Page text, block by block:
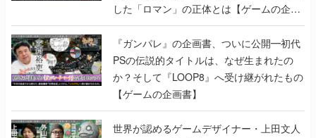
した「ロマン」の正体とは【ゲームの企画
書】
『ガンパレ』の企画書、ついに公開━初代
PSの伝説的タイトルは、なぜ生まれたの
か？そして『LOOP8』へ受け継がれたもの
【ゲームの企画書】
世界が認めるゲームデザイナー・上田文人